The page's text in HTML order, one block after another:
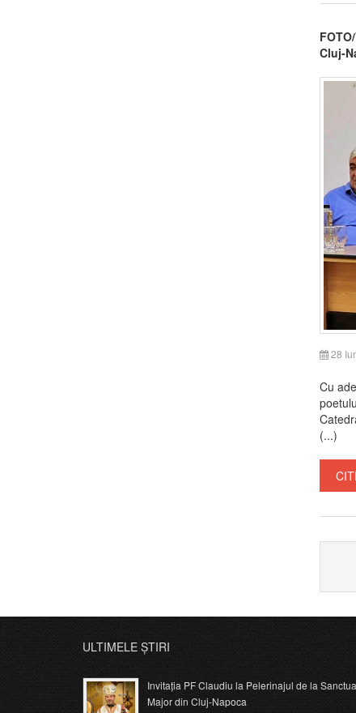
Cluj-
28
Cu
(...)
ULTIMELE ȘTIRI
Invitația PF Claudiu la Pelerinajul de la
Major din Cluj-Napoca